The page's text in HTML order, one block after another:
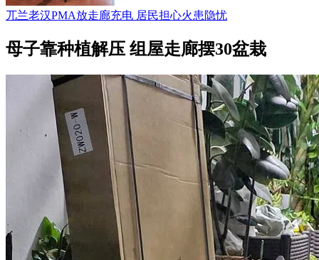
兀兰老汉PMA放走廊充电 居民担心火患隐忧
母子靠种植解压 组屋走廊摆30盆栽